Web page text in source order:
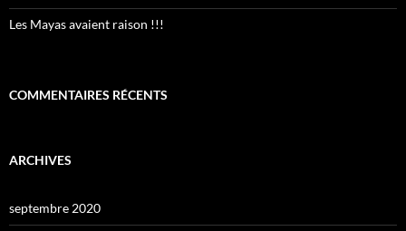
Les Mayas avaient raison !!!
COMMENTAIRES RÉCENTS
ARCHIVES
septembre 2020